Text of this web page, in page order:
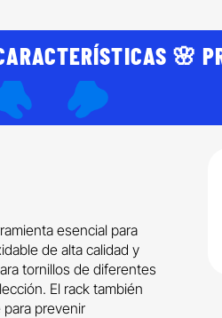
🌸
esencial para
de alta calidad y
tornillos de diferentes
El rack también
prevenir